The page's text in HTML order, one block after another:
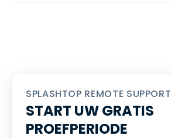
SPLASHTOP REMOTE SUPPORT
START UW GRATIS
PROEFPERIODE